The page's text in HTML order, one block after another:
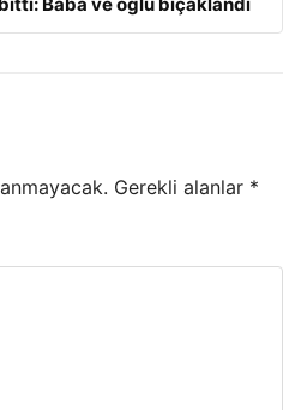
Gerekli alanlar *